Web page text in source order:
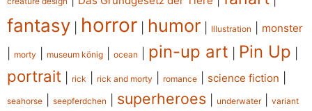
fantasy horror humor Illustration monster
morty museum könig ocean pin-up art Pin Up
portrait rick rick and morty romance science fiction
seahorse seepferdchen superheroes underwater| variant